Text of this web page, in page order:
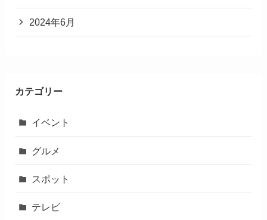
2024年6月
カテゴリー
イベント
グルメ
スポット
テレビ